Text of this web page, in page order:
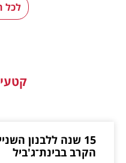
לכל
15 שנה ללבנון
הקרב בבינת־ג'ביל